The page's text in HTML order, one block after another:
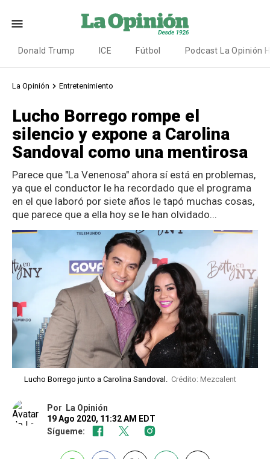
Donald Trump ICE Fútbol Podcast La Opinión
La Opinión Entretenimiento
Lucho Borrego rompe el
silencio y expone a Carolina
Sandoval como una mentirosa
Parece que "La Venenosa" ahora sí está en problemas,
ya que el conductor le ha recordado que el programa
en el que laboró por siete años le tapó muchas cosas,
que parece que a ella hoy se le han olvidado...
Lucho Borrego junto a Carolina Sandoval. Crédito: Mezcalent
Por
La Opinión
19 Ago 2020, 11:32 AM EDT
Sígueme: